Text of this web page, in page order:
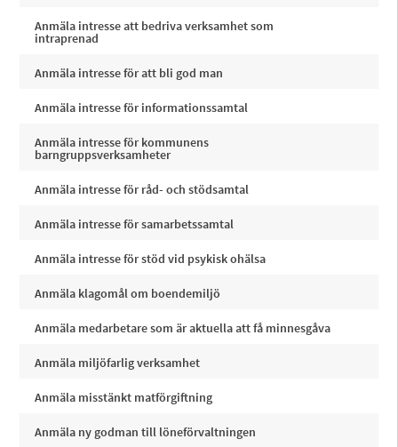
Anmäla intresse att bedriva verksamhet som
intraprenad
Anmäla intresse för att bli god man
Anmäla intresse för informationssamtal
Anmäla intresse för kommunens
barngruppsverksamheter
Anmäla intresse för råd- och stödsamtal
Anmäla intresse för samarbetssamtal
Anmäla intresse för stöd vid psykisk ohälsa
Anmäla klagomål om boendemiljö
Anmäla medarbetare som är aktuella att få minnesgåva
Anmäla miljöfarlig verksamhet
Anmäla misstänkt matförgiftning
Anmäla ny godman till löneförvaltningen